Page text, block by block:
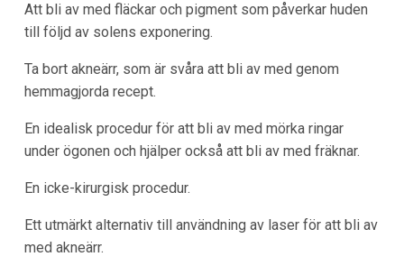
Att bli av med fläckar och pigment som påverkar huden
till följd av solens exponering.
Ta bort akneärr, som är svåra att bli av med genom
hemmagjorda recept.
En idealisk procedur för att bli av med mörka ringar
under ögonen och hjälper också att bli av med fräknar.
En icke-kirurgisk procedur.
Ett utmärkt alternativ till användning av laser för att bli av
med akneärr.